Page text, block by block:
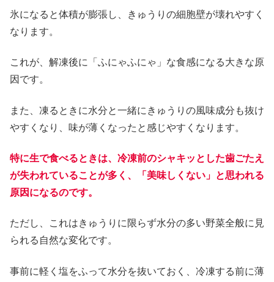
氷になると体積が膨張し、きゅうりの細胞壁が壊れやすく
なります。
これが、解凍後に「ふにゃふにゃ」な食感になる大きな原
因です。
また、凍るときに水分と一緒にきゅうりの風味成分も抜け
やすくなり、味が薄くなったと感じやすくなります。
特に生で食べるときは、冷凍前のシャキッとした歯ごたえ
が失われていることが多く、「美味しくない」と思われる
原因になるのです。
ただし、これはきゅうりに限らず水分の多い野菜全般に見
られる自然な変化です。
事前に軽く塩をふって水分を抜いておく、冷凍する前に薄